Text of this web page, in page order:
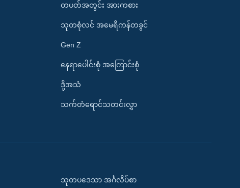
တပတ်အတွင်း အားကစား
သုတစုံလင် အမေရိကန်တခွင်
Gen Z
နေရာပေါင်းစုံ အကြောင်းစုံ
ဒို့အသံ
သက်တံရောင်သတင်းလွှာ
သုတပဒေသာ အင်္ဂလိပ်စာ